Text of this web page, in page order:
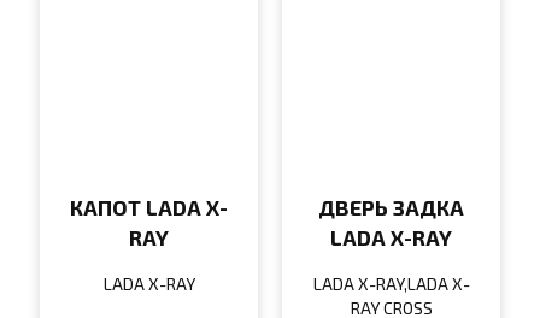
КАПОТ LADA X-
RAY
LADA X-RAY
ДВЕРЬ ЗАДКА
LADA X-RAY
LADA X-RAY,LADA X-
RAY CROSS